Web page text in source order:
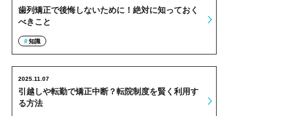
歯列矯正で後悔しないために！絶対に知っておく
べきこと
知識
引越しや転勤で矯正中断？転院制度を賢く利用す
る方法
2025.11.07